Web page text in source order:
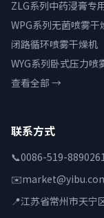
ZLG系列中药浸膏专
WPG系列无菌喷雾干
闭路循环喷雾干燥机
WYG系列卧式压力喷
查看全部 →
联系方式
📞0086-519-
✉️
📍江苏省常州市天宁